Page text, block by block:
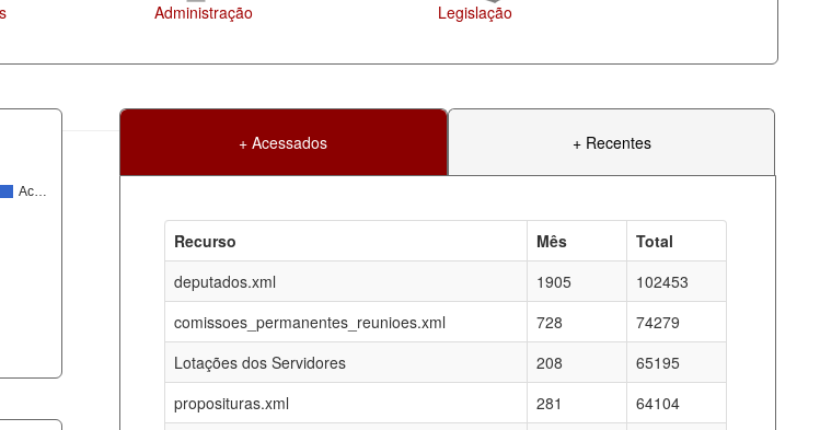
Administração Legislação
Ac…
+ Acessados + Recentes
Recurso Mês
Total
deputados.xml
1905
102453
comissoes_permanentes_reunioes.xml
728
74279
Lotações dos Servidores
208
65195
proposituras.xml
281
64104